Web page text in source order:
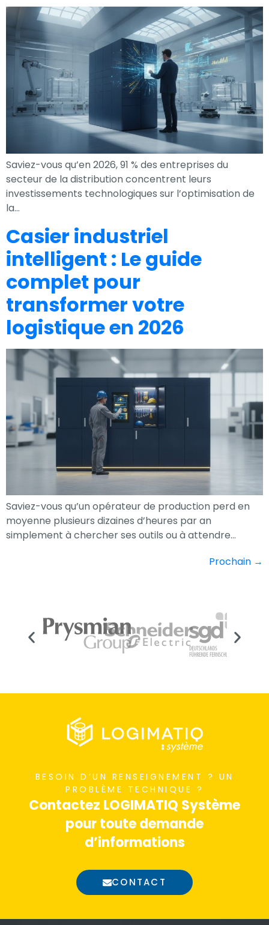
Saviez-vous qu’en 2026, 91 % des entreprises du
secteur de la distribution concentrent leurs
investissements technologiques sur l’optimisation de
la…
Casier industriel
intelligent : Le guide
complet pour
transformer votre
logistique en 2026
Saviez-vous qu’un opérateur de production perd en
moyenne plusieurs dizaines d’heures par an
simplement à chercher ses outils ou à attendre…
Prochain →
BESOIN D’UN RENSEIGNEMENT ? UN
PROBLÈME TECHNIQUE ?
Contactez LOGIMATIQ Système
pour toute demande
d’informations
CONTACT